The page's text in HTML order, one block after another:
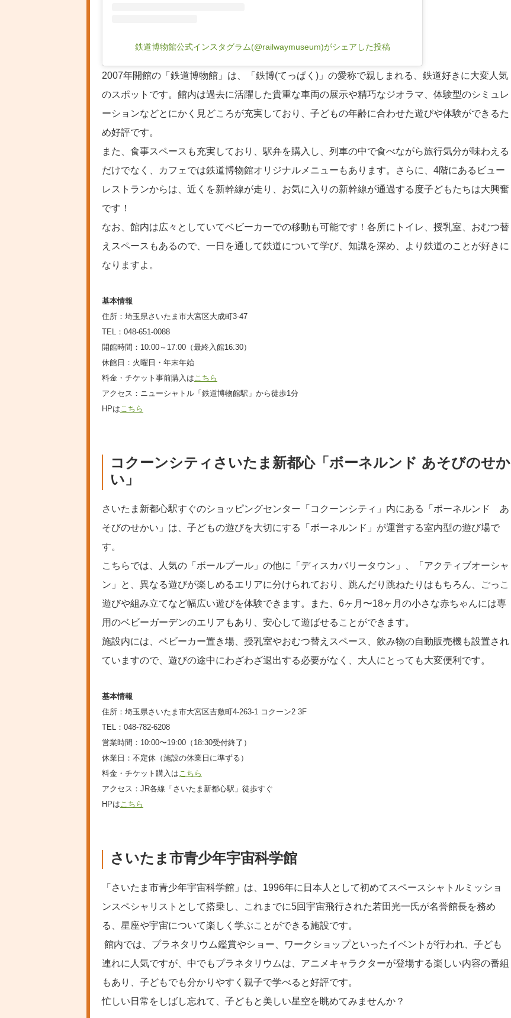
鉄道博物館公式インスタグラム(@railwaymuseum)がシェアした投稿
2007年開館の「鉄道博物館」は、「鉄博(てっぱく)」の愛称で親しまれる、鉄道好きに大変人気
のスポットです。館内は過去に活躍した貴重な車両の展示や精巧なジオラマ、体験型のシミュレ
ーションなどとにかく見どころが充実しており、子どもの年齢に合わせた遊びや体験ができるた
め好評です。
また、食事スペースも充実しており、駅弁を購入し、列車の中で食べながら旅行気分が味わえる
だけでなく、カフェでは鉄道博物館オリジナルメニューもあります。さらに、4階にあるビュー
レストランからは、近くを新幹線が走り、お気に入りの新幹線が通過する度子どもたちは大興奮
です！
なお、館内は広々としていてベビーカーでの移動も可能です！各所にトイレ、授乳室、おむつ替
えスペースもあるので、一日を通して鉄道について学び、知識を深め、より鉄道のことが好きに
なりますよ。
基本情報
住所：埼玉県さいたま市大宮区大成町3-47
TEL：048-651-0088
開館時間：10:00～17:00（最終入館16:30）
休館日：火曜日・年末年始
料金・チケット事前購入はこちら
アクセス：ニューシャトル「鉄道博物館駅」から徒歩1分
HPはこちら
コクーンシティさいたま新都心「ボーネルンド あそびのせか
い」
さいたま新都心駅すぐのショッピングセンター「コクーンシティ」内にある「ボーネルンド あ
そびのせかい」は、子どもの遊びを大切にする「ボーネルンド」が運営する室内型の遊び場で
す。
こちらでは、人気の「ボールプール」の他に「ディスカバリータウン」、「アクティブオーシャ
ン」と、異なる遊びが楽しめるエリアに分けられており、跳んだり跳ねたりはもちろん、ごっこ
遊びや組み立てなど幅広い遊びを体験できます。また、6ヶ月〜18ヶ月の小さな赤ちゃんには専
用のベビーガーデンのエリアもあり、安心して遊ばせることができます。
施設内には、ベビーカー置き場、授乳室やおむつ替えスペース、飲み物の自動販売機も設置され
ていますので、遊びの途中にわざわざ退出する必要がなく、大人にとっても大変便利です。
基本情報
住所：埼玉県さいたま市大宮区吉敷町4-263-1 コクーン2 3F
TEL：048-782-6208
営業時間：10:00〜19:00（18:30受付終了）
休業日：不定休（施設の休業日に準ずる）
料金・チケット購入はこちら
アクセス：JR各線「さいたま新都心駅」徒歩すぐ
HPはこちら
さいたま市青少年宇宙科学館
「さいたま市青少年宇宙科学館」は、1996年に日本人として初めてスペースシャトルミッショ
ンスペシャリストとして搭乗し、これまでに5回宇宙飛行された若田光一氏が名誉館長を務め
る、星座や宇宙について楽しく学ぶことができる施設です。
館内では、プラネタリウム鑑賞やショー、ワークショップといったイベントが行われ、子ども
連れに人気ですが、中でもプラネタリウムは、アニメキャラクターが登場する楽しい内容の番組
もあり、子どもでも分かりやすく親子で学べると好評です。
忙しい日常をしばし忘れて、子どもと美しい星空を眺めてみませんか？